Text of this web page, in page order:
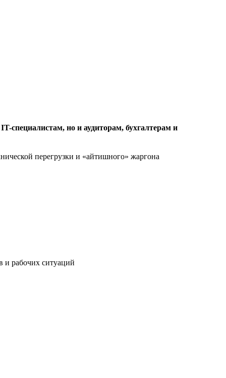
но и аудиторам, бухгалтерам и
перегрузки и «айтишного» жаргона
и рабочих ситуаций